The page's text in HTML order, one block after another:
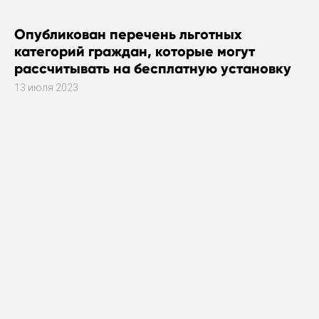
Опубликован перечень льготных
категорий граждан, которые могут
рассчитывать на бесплатную установку
газового оборудования
13 июля 2023